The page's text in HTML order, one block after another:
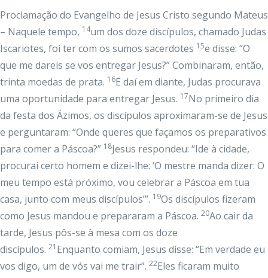
Proclamação do Evangelho de Jesus Cristo segundo Mateus
– Naquele tempo, 14um dos doze discípulos, chamado Judas
Iscariotes, foi ter com os sumos sacerdotes 15e disse: “O
que me dareis se vos entregar Jesus?” Combinaram, então,
trinta moedas de prata. 16E daí em diante, Judas procurava
uma oportunidade para entregar Jesus. 17No primeiro dia
da festa dos Ázimos, os discípulos aproximaram-se de Jesus
e perguntaram: “Onde queres que façamos os preparativos
para comer a Páscoa?” 18Jesus respondeu: “Ide à cidade,
procurai certo homem e dizei-lhe: ‘O mestre manda dizer: O
meu tempo está próximo, vou celebrar a Páscoa em tua
casa, junto com meus discípulos’”. 19Os discípulos fizeram
como Jesus mandou e prepararam a Páscoa. 20Ao cair da
tarde, Jesus pôs-se à mesa com os doze
discípulos. 21 Enquanto comiam, Jesus disse: “Em verdade eu
vos digo, um de vós vai me trair”. 22Eles ficaram muito